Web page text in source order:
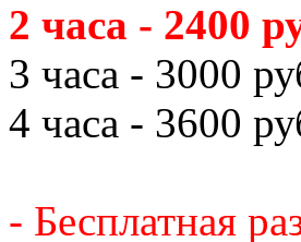
2 часа - 2400
3 часа - 3000
4 часа - 3600
- Бесплатная